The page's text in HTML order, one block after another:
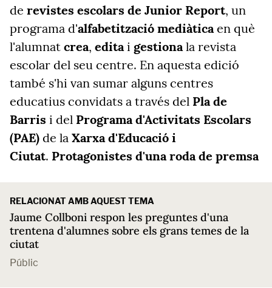
de revistes escolars de Junior Report, un
programa d'alfabetització mediàtica en què
l'alumnat crea, edita i gestiona la revista
escolar del seu centre. En aquesta edició
també s'hi van sumar alguns centres
educatius convidats a través del Pla de
Barris i del Programa d'Activitats Escolars
(PAE) de la Xarxa d'Educació i
Ciutat. Protagonistes d'una roda de premsa
RELACIONAT AMB AQUEST TEMA
Jaume Collboni respon les preguntes d'una
trentena d'alumnes sobre els grans temes de la
ciutat
Públic